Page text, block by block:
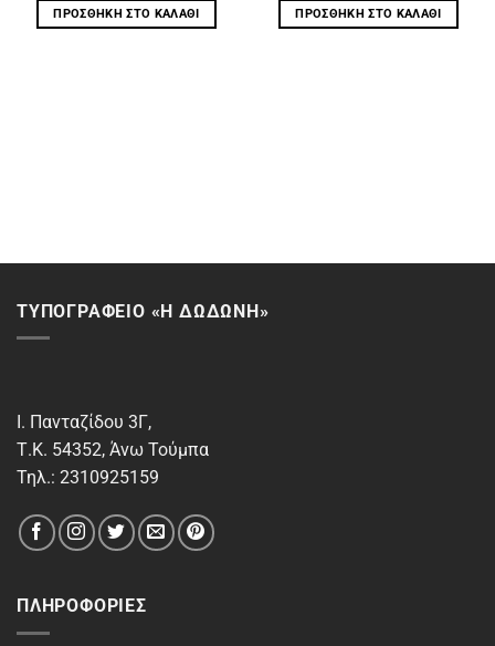
ΠΡΟΣΘΉΚΗ ΣΤΟ ΚΑΛΆΘΙ ΠΡΟΣΘΉΚΗ ΣΤΟ ΚΑΛΆΘΙ
ΤΥΠΟΓΡΑΦΕΙΟ «Η ΔΩΔΩΝΗ»
Ι. Πανταζίδου 3Γ,
Τ.Κ. 54352, Άνω Τούμπα
Τηλ.: 2310925159
ΠΛΗΡΟΦΟΡΊΕΣ